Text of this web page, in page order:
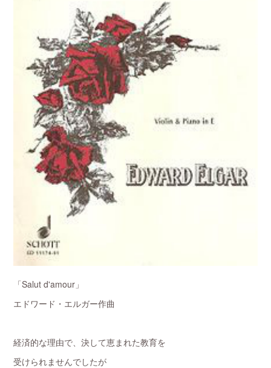
「Salut d'amour」
エドワード・エルガー作曲
経済的な理由で、決して恵まれた教育を
受けられませんでしたが